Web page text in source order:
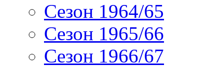
Сезон 1964/65
Сезон 1965/66
Сезон 1966/67